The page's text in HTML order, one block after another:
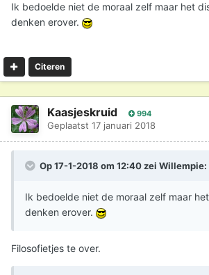
Ik bedoelde niet de moraal zelf maar het
denken erover.
Citeren
Kaasjeskruid 994
Geplaatst 17 januari 2018
Op 17-1-2018 om 12:40 zei Willempie:
Ik bedoelde niet de moraal zelf maar
denken erover.
Filosofietjes te over.